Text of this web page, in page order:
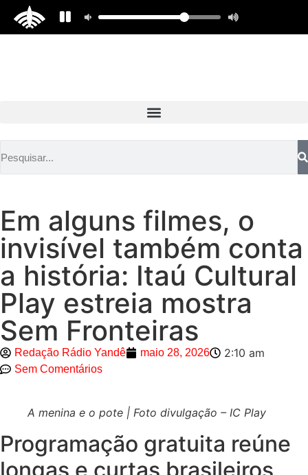
Em alguns filmes, o
invisível também conta
a história: Itaú Cultural
Play estreia mostra
Sem Fronteiras
Redação Rádio Yandê maio 28, 2026 2:10 am
Sem Comentários
A menina e o pote | Foto divulgação – IC Play
Programação gratuita reúne